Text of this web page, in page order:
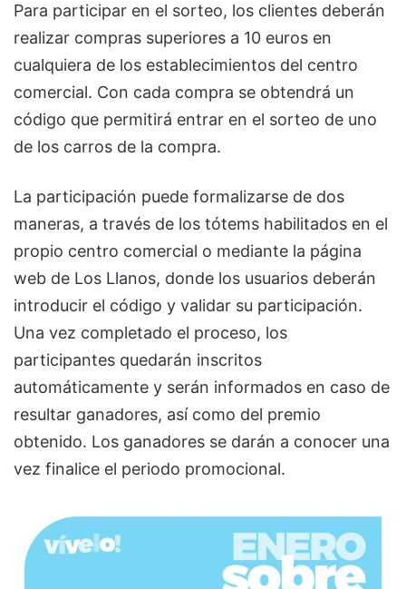
Para participar en el sorteo, los clientes deberán
realizar compras superiores a 10 euros en
cualquiera de los establecimientos del centro
comercial. Con cada compra se obtendrá un
código que permitirá entrar en el sorteo de uno
de los carros de la compra.
La participación puede formalizarse de dos
maneras, a través de los tótems habilitados en el
propio centro comercial o mediante la página
web de Los Llanos, donde los usuarios deberán
introducir el código y validar su participación.
Una vez completado el proceso, los
participantes quedarán inscritos
automáticamente y serán informados en caso de
resultar ganadores, así como del premio
obtenido. Los ganadores se darán a conocer una
vez finalice el periodo promocional.